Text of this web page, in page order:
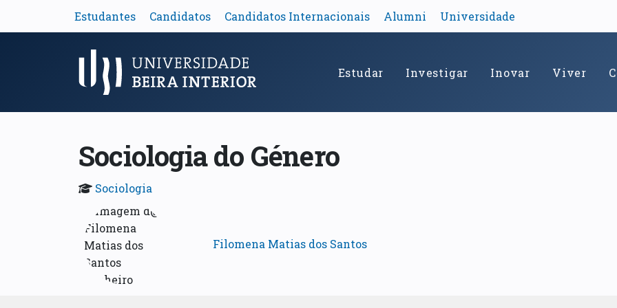
Estudantes Candidatos Candidatos Internacionais Alumni Universidade
Menu Principal Estudar Investigar Inovar Viver
Sociologia do Género
Sociologia
Filomena Matias dos Santos